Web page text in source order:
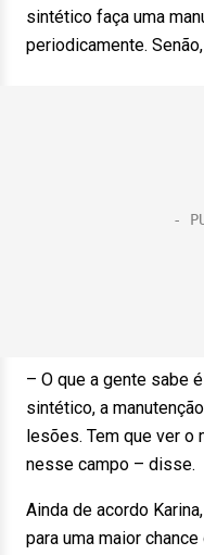
sintético faça uma
periodicamente.
– O que a gente sabe
sintético, a
lesões. Tem que ver o
nesse campo – disse.
Ainda de acordo
para uma maior